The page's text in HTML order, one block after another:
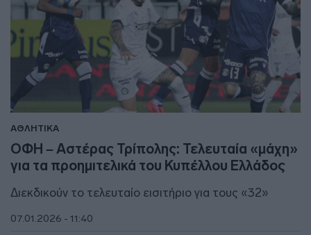
ΑΘΛΗΤΙΚΑ
ΟΦΗ – Αστέρας Τρίπολης: Τελευταία «μάχη»
για τα προημιτελικά του Κυπέλλου Ελλάδος
Διεκδικούν το τελευταίο εισιτήριο για τους «32»
07.01.2026 - 11:40